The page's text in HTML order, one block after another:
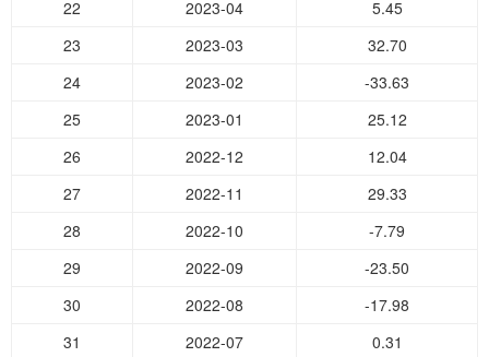
22
2023-04
5.45
23
2023-03
32.70
24
2023-02
-33.63
25
2023-01
25.12
26
2022-12
12.04
27
2022-11
29.33
28
2022-10
-7.79
29
2022-09
-23.50
30
2022-08
-17.98
31
2022-07
0.31